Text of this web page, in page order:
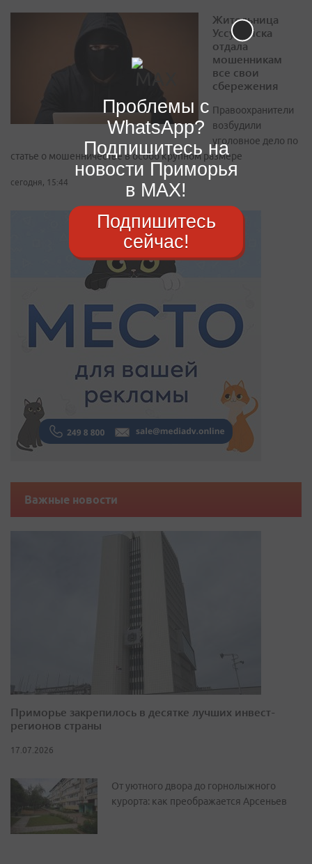
Жительница
Уссурийска
отдала
мошенникам
все свои
сбережения
Правоохранители
возбудили
уголовное дело по
статье о мошенничестве в особо крупном размере
сегодня, 15:44
Важные новости
Приморье закрепилось в десятке лучших инвест-
регионов страны
17.07.2026
От уютного двора до горнолыжного
курорта: как преображается Арсеньев
Проблемы с
WhatsApp?
Подпишитесь на
новости Приморья
в MAX!
Подпишитесь
сейчас!